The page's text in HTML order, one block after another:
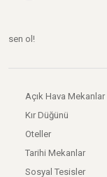
sen ol!
Açık Hava Mekanlar
Kır Düğünü
Oteller
Tarihi Mekanlar
Sosyal Tesisler